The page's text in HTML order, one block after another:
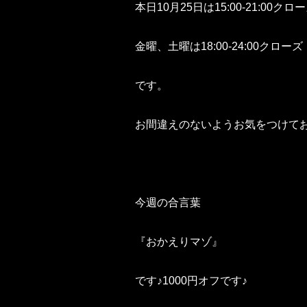
本日10月25日は15:00-21:00クロ
金曜、土曜は18:00-24:00クローズ
です。
お間違えのないようお気をつけて
今週の合言葉
『おかえりマゾ』
です♪1000円オフです♪